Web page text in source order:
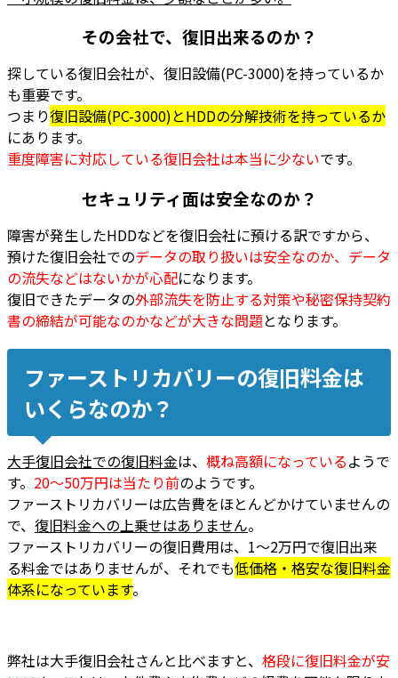
その会社で、復旧出来るのか？
探している復旧会社が、復旧設備(PC-3000)を持っているか
も重要です。
つまり復旧設備(PC-3000)とHDDの分解技術を持っているか
にあります。
重度障害に対応している復旧会社は本当に少ないです。
セキュリティ面は安全なのか？
障害が発生したHDDなどを復旧会社に預ける訳ですから、
預けた復旧会社でのデータの取り扱いは安全なのか、データ
の流失などはないかが心配になります。
復旧できたデータの外部流失を防止する対策や秘密保持契約
書の締結が可能なのかなどが大きな問題となります。
ファーストリカバリーの復旧料金は
いくらなのか？
大手復旧会社での復旧料金は、 概ね高額になっているようで
す。 20～50万円は当たり前のようです。
ファーストリカバリーは広告費をほとんどかけていませんの
で、 復旧料金への上乗せはありません。
ファーストリカバリーの復旧費用は、1～2万円で復旧出来
る料金ではありませんが、それでも低価格・格安な復旧料金
体系になっています。
弊社は大手復旧会社さんと比べますと、 格段に復旧料金が安